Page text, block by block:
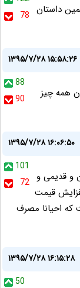
78 داستان
۱۳۹۵/۷/۲۸ ۱۵:۵۸:۲۶
88
90
همه چیز
۱۳۹۵/۷/۲۸ ۱۶:۰۶:۵۰
101
72 و قدیمی و
قیمت
که احیانا مصرف
۱۳۹۵/۷/۲۸ ۱۶:۱۵:۲۸
50